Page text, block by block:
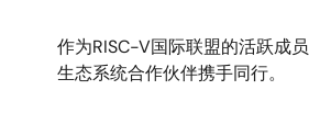
作为RISC-V国际联盟的活跃成
生态系统合作伙伴携手同行。